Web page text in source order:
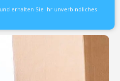
erhalten Sie Ihr unverbindliches